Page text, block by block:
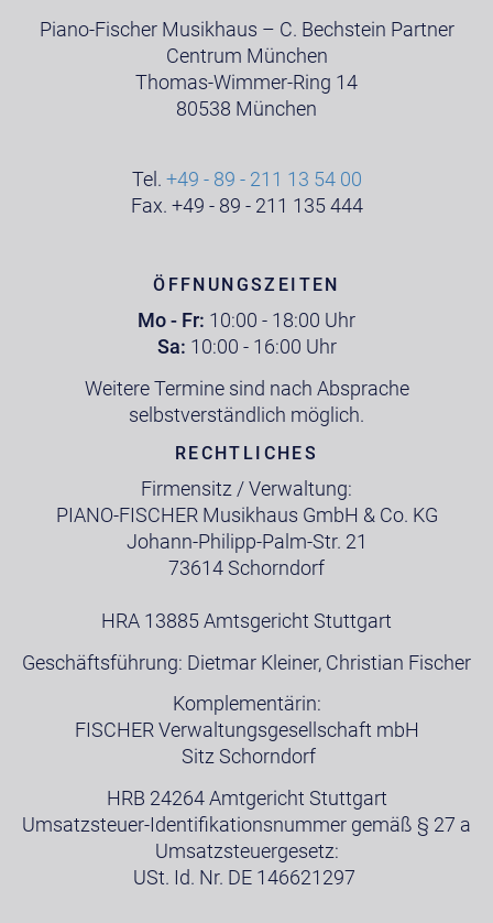
Piano-Fischer Musikhaus – C. Bechstein Partner
Centrum München
Thomas-Wimmer-Ring 14
80538 München
Tel. +49 - 89 - 211 13 54 00
Fax. +49 - 89 - 211 135 444
ÖFFNUNGSZEITEN
Mo - Fr: 10:00 - 18:00 Uhr
Sa: 10:00 - 16:00 Uhr
Weitere Termine sind nach Absprache
selbstverständlich möglich.
RECHTLICHES
Firmensitz / Verwaltung:
PIANO-FISCHER Musikhaus GmbH & Co. KG
Johann-Philipp-Palm-Str. 21
73614 Schorndorf
HRA 13885 Amtsgericht Stuttgart
Geschäftsführung: Dietmar Kleiner, Christian Fischer
Komplementärin:
FISCHER Verwaltungsgesellschaft mbH
Sitz Schorndorf
HRB 24264 Amtgericht Stuttgart
Umsatzsteuer-Identifikationsnummer gemäß § 27 a
Umsatzsteuergesetz:
USt. Id. Nr. DE 146621297